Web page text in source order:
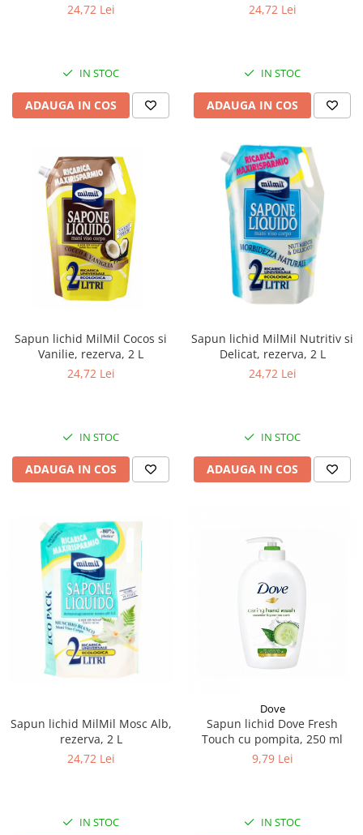
24,72 Lei
IN STOC
ADAUGA IN COS
24,72 Lei
IN STOC
ADAUGA IN COS
Sapun lichid MilMil Cocos si
Vanilie, rezerva, 2 L
24,72 Lei
IN STOC
ADAUGA IN COS
Sapun lichid MilMil Nutritiv si
Delicat, rezerva, 2 L
24,72 Lei
IN STOC
ADAUGA IN COS
Sapun lichid MilMil Mosc Alb,
rezerva, 2 L
24,72 Lei
IN STOC
Dove
Sapun lichid Dove Fresh
Touch cu pompita, 250 ml
9,79 Lei
IN STOC